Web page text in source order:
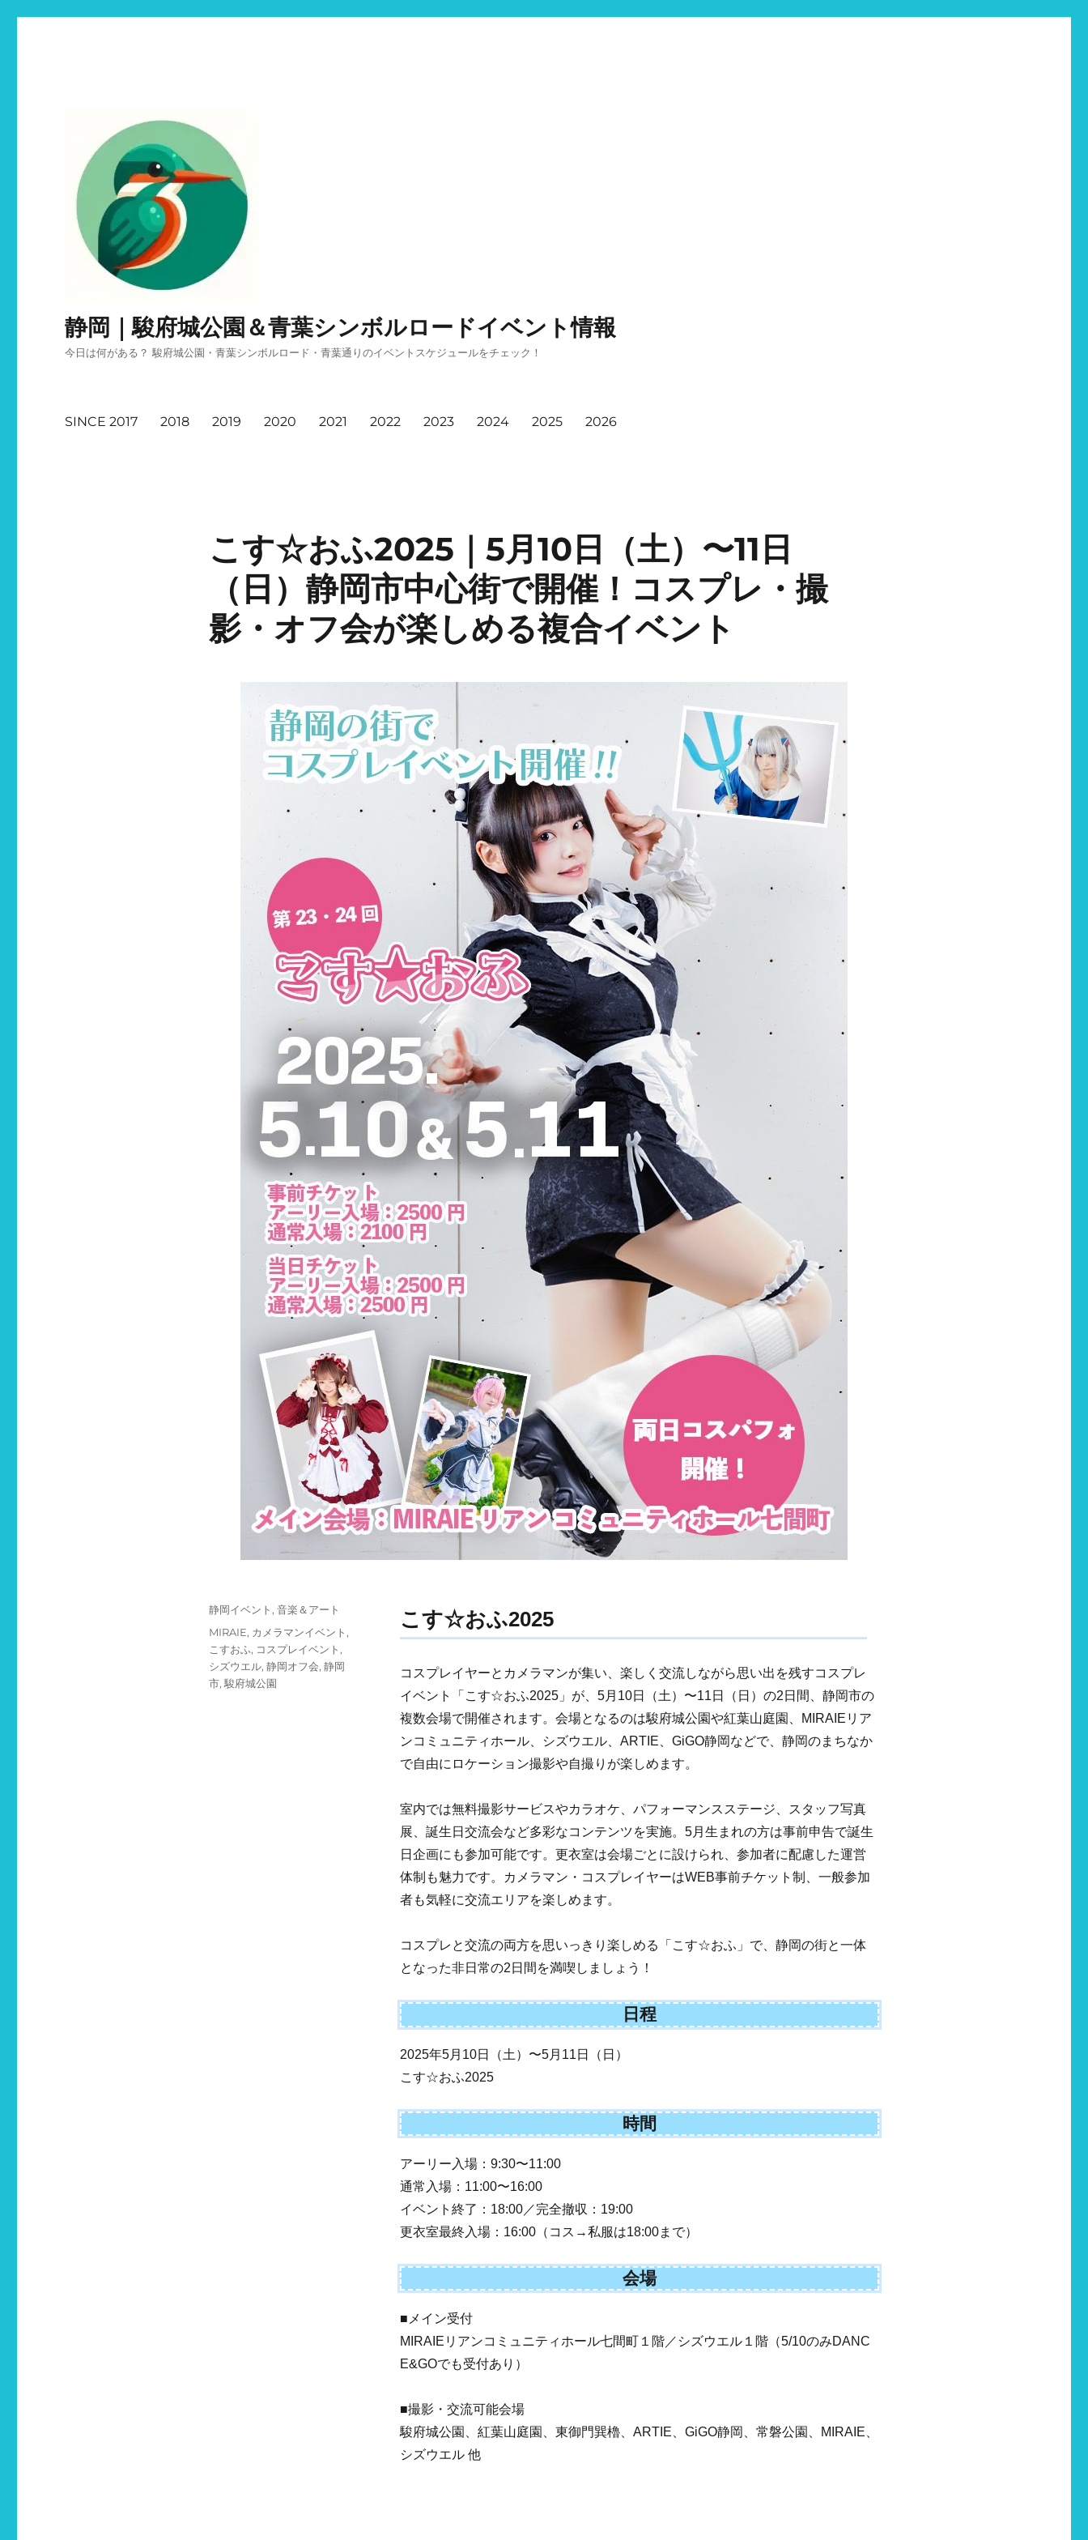
静岡｜駿府城公園＆青葉シンボルロードイベント情報
今日は何がある？ 駿府城公園・青葉シンボルロード・青葉通りのイベントスケジュールをチェック！
SINCE 2017 2018 2019 2020 2021 2022 2023 2024 2025 2026
こす☆おふ2025｜5月10日（土）〜11日
（日）静岡市中心街で開催！コスプレ・撮
影・オフ会が楽しめる複合イベント
こす☆おふ2025
コスプレイヤーとカメラマンが集い、楽しく交流しながら思い出を残すコスプレ
イベント「こす☆おふ2025」が、5月10日（土）〜11日（日）の2日間、静岡市の
複数会場で開催されます。会場となるのは駿府城公園や紅葉山庭園、MIRAIEリア
ンコミュニティホール、シズウエル、ARTIE、GiGO静岡などで、静岡のまちなか
で自由にロケーション撮影や自撮りが楽しめます。
室内では無料撮影サービスやカラオケ、パフォーマンスステージ、スタッフ写真
展、誕生日交流会など多彩なコンテンツを実施。5月生まれの方は事前申告で誕生
日企画にも参加可能です。更衣室は会場ごとに設けられ、参加者に配慮した運営
体制も魅力です。カメラマン・コスプレイヤーはWEB事前チケット制、一般参加
者も気軽に交流エリアを楽しめます。
コスプレと交流の両方を思いっきり楽しめる「こす☆おふ」で、静岡の街と一体
となった非日常の2日間を満喫しましょう！
日程
2025年5月10日（土）〜5月11日（日）
こす☆おふ2025
時間
アーリー入場：9:30〜11:00
通常入場：11:00〜16:00
イベント終了：18:00／完全撤収：19:00
更衣室最終入場：16:00（コス→私服は18:00まで）
会場
■メイン受付
MIRAIEリアンコミュニティホール七間町１階／シズウエル１階（5/10のみDANC
E&GOでも受付あり）
■撮影・交流可能会場
駿府城公園、紅葉山庭園、東御門巽櫓、ARTIE、GiGO静岡、常磐公園、MIRAIE、
シズウエル 他
投
日:
カ
ー
静岡イベント , 音楽＆アート
タ
グ
MIRAIE, カメラマンイベント ,
こすおふ, コスプレイベント ,
シズウエル, 静岡オフ会, 静岡
市, 駿府城公園